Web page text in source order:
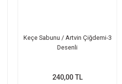
Keçe Sabunu / Artvin Çiğdemi-3
Desenli
240,00 TL